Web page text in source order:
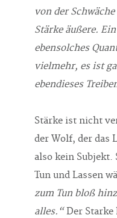
von der
Stärke äußere.
ebensolches
vielmehr, es ist
ebendieses
Stärke ist nicht
der Wolf, der das
also kein
Tun und Lassen
zum Tun bloß
alles.“Der Starke